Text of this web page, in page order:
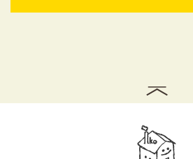
03-3334-0334